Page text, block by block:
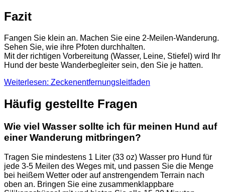
Fazit
Fangen Sie klein an. Machen Sie eine 2-Meilen-Wanderung.
Sehen Sie, wie ihre Pfoten durchhalten.
Mit der richtigen Vorbereitung (Wasser, Leine, Stiefel) wird Ihr
Hund der beste Wanderbegleiter sein, den Sie je hatten.
Weiterlesen: Zeckenentfernungsleitfaden
Häufig gestellte Fragen
Wie viel Wasser sollte ich für meinen Hund auf
einer Wanderung mitbringen?
Tragen Sie mindestens 1 Liter (33 oz) Wasser pro Hund für
jede 3-5 Meilen des Weges mit, und passen Sie die Menge
bei heißem Wetter oder auf anstrengendem Terrain nach
oben an. Bringen Sie eine zusammenklappbare